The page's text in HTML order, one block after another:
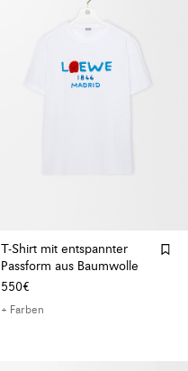
T-Shirt mit entspannter
Passform aus Baumwolle
550€
+ Farben